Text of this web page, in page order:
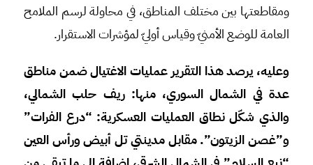
ومقاطعتها بين مختلف المناطق، في محاولة لرسم الملامح
العامة للوضع الأمنيّ وقياس أوليّ لمؤشرات الاستقرار.
وعليه، يرصد هذا التقرير عمليات الاغتيال ضمن مناطق
عدة في الشمال السوري، منها:ريف حلب الشمالي،
والذي شكّل نطاق العمليات العسكرية: “درع الفرات”
و”غصن الزيتون”. مقابل مدينتي تل أبيض ورأس العين